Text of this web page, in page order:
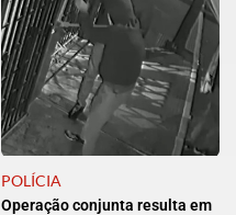
POLÍCIA
Operação conjunta resulta em